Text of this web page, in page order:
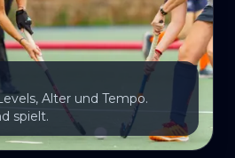
Alter und Tempo.
spielt.